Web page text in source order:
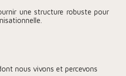
une structure robuste pour
nous vivons et percevons